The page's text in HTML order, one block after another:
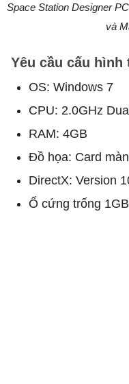
Space Station Designer
và
Yêu cầu cấu hình
OS: Windows 7
CPU: 2.0GHz
RAM: 4GB
Đồ họa: Card
DirectX: Version
Ổ cứng trống 1GB